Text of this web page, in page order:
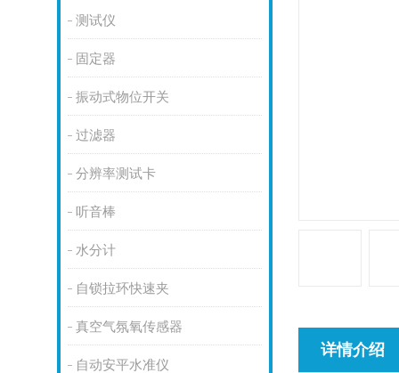
测试仪
固定器
振动式物位开关
过滤器
分辨率测试卡
听音棒
水分计
自锁拉环快速夹
真空气氛氧传感器
自动安平水准仪
详情介绍